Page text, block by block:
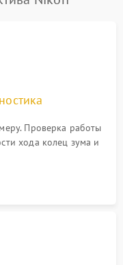
Проверка работы
хода колец зума и
на наличие царапин,
байонета.